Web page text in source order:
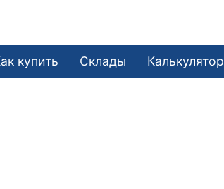
купить Склады Калькулятор